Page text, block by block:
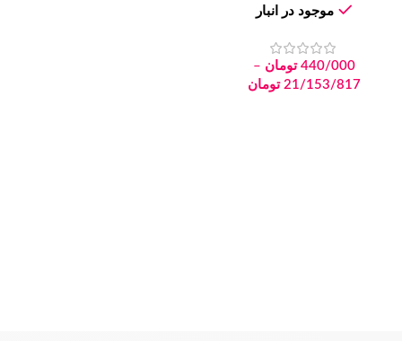
موجود در انبار
440/000 تومان –
21/153/817 تومان